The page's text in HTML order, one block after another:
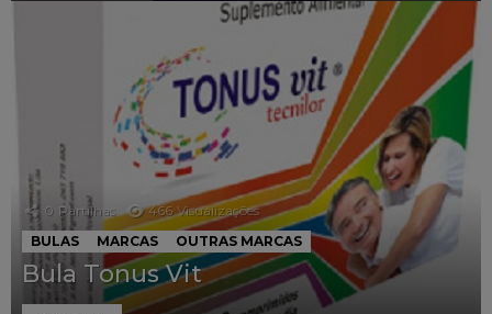
0 Partilhas 466 Visualizações
BULAS
MARCAS OUTRAS MARCAS
Bula Tonus Vit